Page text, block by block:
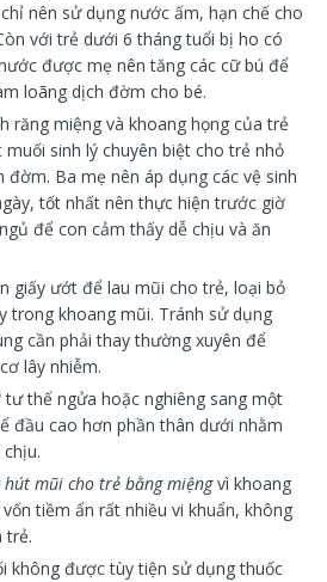
nên sử dụng nước ấm, hạn chế cho
với trẻ dưới 6 tháng tuổi bị ho có
được mẹ nên tăng các cữ bú để
loãng dịch đờm cho bé.
răng miệng và khoang họng của trẻ
sinh lý chuyên biệt cho trẻ nhỏ
Ba mẹ nên áp dụng các vệ sinh
tốt nhất nên thực hiện trước giờ
để con cảm thấy dễ chịu và ăn
giấy ướt để lau mũi cho trẻ, loại bỏ
trong khoang mũi. Tránh sử dụng
cần phải thay thường xuyên để
lây nhiễm.
thế ngửa hoặc nghiêng sang một
đầu cao hơn phần thân dưới nhằm
hút mũi cho trẻ bằng miệngvì khoang
tiềm ẩn rất nhiều vi khuẩn, không
trẻ.
không được tùy tiện sử dụng thuốc